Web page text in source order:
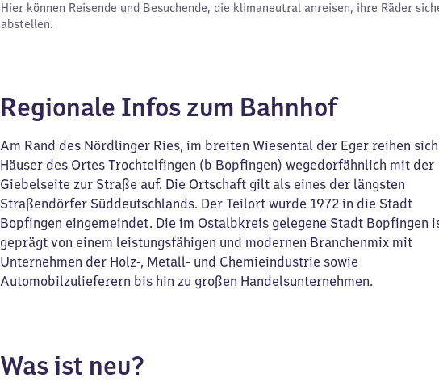
Hier können Reisende und Besuchende, die klimaneutral anreisen, ihre Räder
abstellen.
Regionale Infos zum Bahnhof
Am Rand des Nördlinger Ries, im breiten Wiesental der Eger reihen
Häuser des Ortes Trochtelfingen (b Bopfingen) wegedorfähnlich mit der
Giebelseite zur Straße auf. Die Ortschaft gilt als eines der längsten
Straßendörfer Süddeutschlands. Der Teilort wurde 1972 in die Stadt
Bopfingen eingemeindet. Die im Ostalbkreis gelegene Stadt Bopfingen
geprägt von einem leistungsfähigen und modernen Branchenmix mit
Unternehmen der Holz-, Metall- und Chemieindustrie sowie
Automobilzulieferern bis hin zu großen Handelsunternehmen.
Was ist neu?